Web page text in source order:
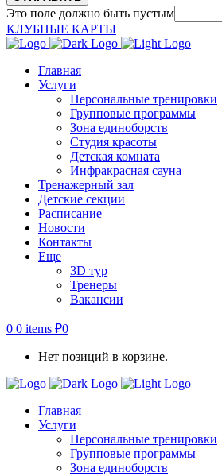
Это поле должно быть пустым
КЛУБНЫЕ КАРТЫ
Главная
Услуги
Персональные тренировки
Групповые программы
Зона единоборств
Студия красоты
Детская комната
Инфракрасная сауна
Тренажерный зал
Детские секции
Расписание
Новости
Контакты
Еще
3D тур
Тренеры
Вакансии
0 0 items ₽0
Нет позиций в корзине.
Главная
Услуги
Персональные тренировки
Групповые программы
Зона единоборств